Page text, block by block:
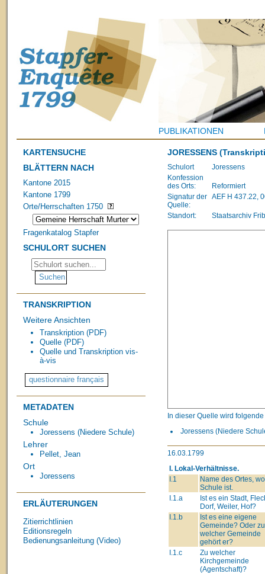
PUBLIKATIONEN
KARTENSUCHE
BLÄTTERN NACH
Kantone 2015
Kantone 1799
Orte/Herrschaften 1750
Fragenkatalog Stapfer
SCHULORT SUCHEN
TRANSKRIPTION
Weitere Ansichten
Transkription (PDF)
Quelle (PDF)
Quelle und Transkription vis-
à-vis
METADATEN
Schule
Joressens (Niedere Schule)
Lehrer
Pellet, Jean
Ort
Joressens
ERLÄUTERUNGEN
Zitierrichtlinien
Editionsregeln
Bedienungsanleitung (Video)
JORESSENS
Schulort
Joressens
Konfession
des Orts:
Reformiert
Signatur der
Quelle:
AEF H 437.22,
Standort: Staatsarchiv
In dieser Quelle wird
Joressens (Niedere
16.03.1799
I. Lokal-Verhältnisse.
I.1
Name des Ortes,
Schule ist.
I.1.a
Ist es ein Stadt,
Dorf, Weiler, Hof?
I.1.b
Ist es eine eigene
Gemeinde? Oder zu
welcher Gemeinde
gehört er?
I.1.c
Zu welcher
Kirchgemeinde
(Agentschaft)?